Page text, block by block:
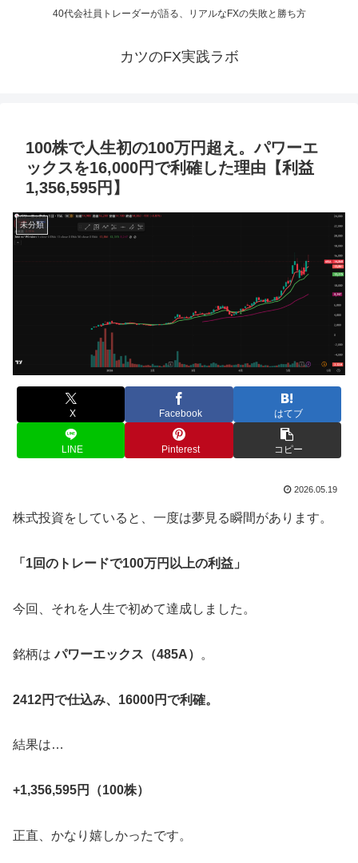
40代会社員トレーダーが語る、リアルなFXの失敗と勝ち方
カツのFX実践ラボ
100株で人生初の100万円超え。パワーエ
ックスを16,000円で利確した理由【利益
1,356,595円】
未分類
X Facebook はてブ
LINE Pinterest コピー
2026.05.19
株式投資をしていると、一度は夢見る瞬間があります。
「1回のトレードで100万円以上の利益」
今回、それを人生で初めて達成しました。
銘柄はパワーエックス（485A） 。
2412円で仕込み、16000円で利確。
結果は…
+1,356,595円（100株）
正直、かなり嬉しかったです。